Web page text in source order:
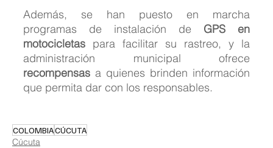
Además, se han puesto en marcha
programas de instalación de GPS en
motocicletas para facilitar su rastreo, y la
recompensas a quienes brinden información
que permita dar con los responsables.
COLOMBIACÚCUTA
Cúcuta